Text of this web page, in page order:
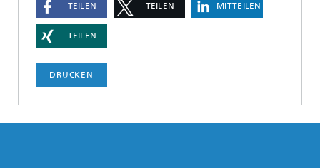
TEILEN TEILEN MITTEILEN
TEILEN
DRUCKEN